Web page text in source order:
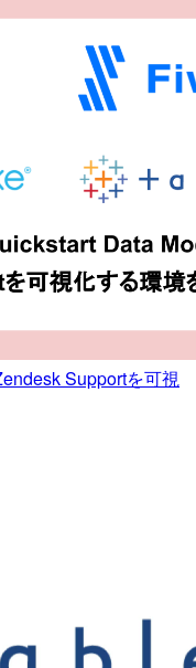
Supportを可視